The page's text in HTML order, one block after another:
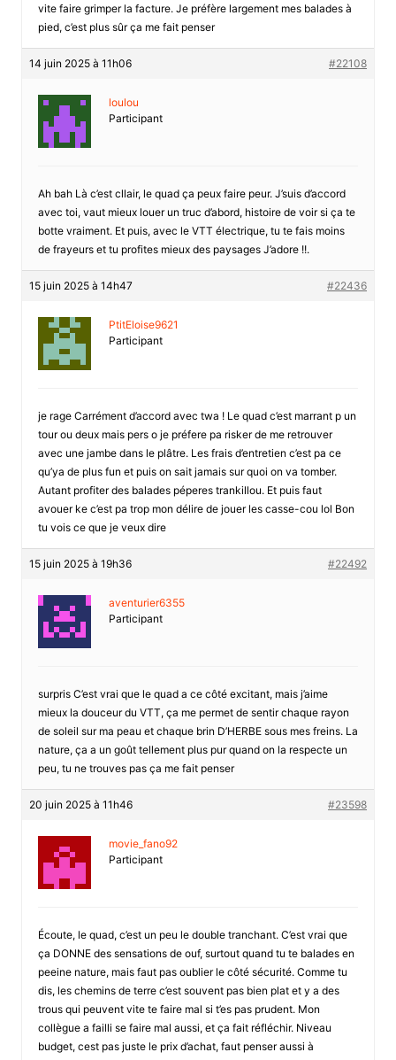
vite faire grimper la facture. Je préfère largement mes balades à
pied, c’est plus sûr ça me fait penser
14 juin 2025 à 11h06 #22108
loulou
Participant
Ah bah Là c’est cllair, le quad ça peux faire peur. J’suis d’accord
avec toi, vaut mieux louer un truc d’abord, histoire de voir si ça te
botte vraiment. Et puis, avec le VTT électrique, tu te fais moins
de frayeurs et tu profites mieux des paysages J’adore !!.
15 juin 2025 à 14h47 #22436
PtitEloise9621
Participant
je rage Carrément d’accord avec twa ! Le quad c’est marrant p un
tour ou deux mais pers o je préfere pa risker de me retrouver
avec une jambe dans le plâtre. Les frais d’entretien c’est pa ce
qu’ya de plus fun et puis on sait jamais sur quoi on va tomber.
Autant profiter des balades péperes trankillou. Et puis faut
avouer ke c’est pa trop mon délire de jouer les casse-cou lol Bon
tu vois ce que je veux dire
15 juin 2025 à 19h36 #22492
aventurier6355
Participant
surpris C’est vrai que le quad a ce côté excitant, mais j’aime
mieux la douceur du VTT, ça me permet de sentir chaque rayon
de soleil sur ma peau et chaque brin D’HERBE sous mes freins. La
nature, ça a un goût tellement plus pur quand on la respecte un
peu, tu ne trouves pas ça me fait penser
20 juin 2025 à 11h46 #23598
movie_fano92
Participant
Écoute, le quad, c’est un peu le double tranchant. C’est vrai que
ça DONNE des sensations de ouf, surtout quand tu te balades en
peeine nature, mais faut pas oublier le côté sécurité. Comme tu
dis, les chemins de terre c’est souvent pas bien plat et y a des
trous qui peuvent vite te faire mal si t’es pas prudent. Mon
collègue a failli se faire mal aussi, et ça fait réfléchir. Niveau
budget, cest pas juste le prix d’achat, faut penser aussi à